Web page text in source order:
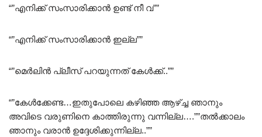
“”എനിക്ക് സംസാരിക്കാൻ ഉണ്ട് നീ വ””
“”എനിക്ക് സംസാരിക്കാൻ ഇല്ല””
“”മെർലിൻ പ്ലീസ് പറയുന്നത് കേൾക്ക്..””
“”കേൾക്കേണ്ട…ഇതുപോലെ കഴിഞ്ഞ ആഴ്ച്ച ഞാനും
അവിടെ വരുണിനെ കാത്തിരുന്നു വന്നില്ല….””തൽക്കാലം
ഞാനും വരാൻ ഉദ്ദേശിക്കുന്നില്ല..””